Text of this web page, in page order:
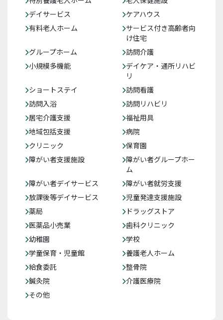
デイサービス
ケアハウス
有料老人ホーム
サービス付き高齢者向
け住宅
グループホーム
訪問介護
小規模多機能
デイケア・通所リハビ
リ
ショートステイ
訪問看護
訪問入浴
訪問リハビリ
居宅介護支援
福祉用具
地域包括支援
病院
クリニック
保育園
障がい者支援施設
障がい者グループホー
ム
障がい者デイサービス
障がい者就労支援
放課後等デイサービス
児童発達支援施設
薬局
ドラッグストア
医薬品小売業
歯科クリニック
幼稚園
学校
学童保育・児童館
養護老人ホーム
給食委託
整骨院
鍼灸院
介護医療院
その他